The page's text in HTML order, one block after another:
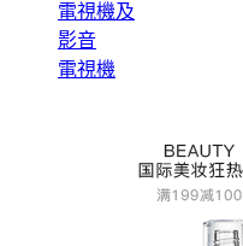
電視機及
影音
電視機